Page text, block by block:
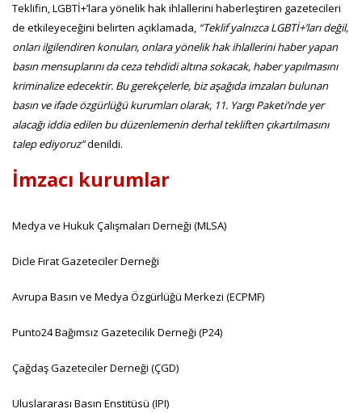
Teklifin, LGBTİ+’lara yönelik hak ihlallerini haberleştiren gazetecileri
de etkileyeceğini belirten açıklamada, “Teklif yalnızca LGBTİ+’ları değil,
onları ilgilendiren konuları, onlara yönelik hak ihlallerini haber yapan
basın mensuplarını da ceza tehdidi altına sokacak, haber yapılmasını
kriminalize edecektir. Bu gerekçelerle, biz aşağıda imzaları bulunan
basın ve ifade özgürlüğü kurumları olarak, 11. Yargı Paketi’nde yer
alacağı iddia edilen bu düzenlemenin derhal tekliften çıkartılmasını
talep ediyoruz”denildi.
İmzacı kurumlar
Medya ve Hukuk Çalışmaları Derneği (MLSA)
Dicle Fırat Gazeteciler Derneği
Avrupa Basın ve Medya Özgürlüğü Merkezi (ECPMF)
Punto24 Bağımsız Gazetecilik Derneği (P24)
Çağdaş Gazeteciler Derneği (ÇGD)
Uluslararası Basın Enstitüsü (IPI)